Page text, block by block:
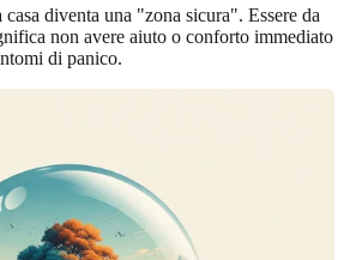
casa diventa una "zona sicura". Essere da
non avere aiuto o conforto immediato
di panico.